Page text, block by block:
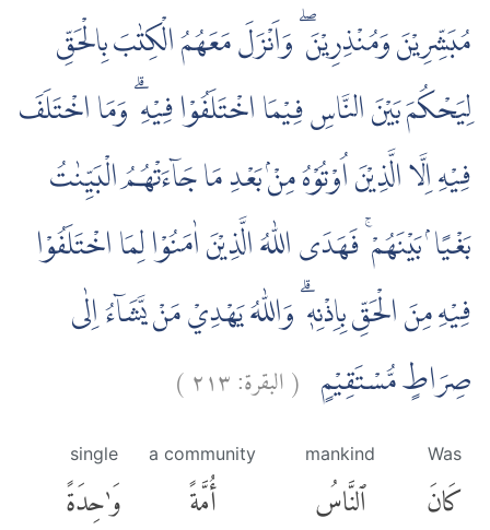
مُبَشِّرِيْنَ وَمُنْذِرِيْنَ ۖ وَاَنْزَلَ مَعَهُمُ الْكِتٰبَ بِالْحَقِّ
لِيَحْكُمَ بَيْنَ النَّاسِ فِيْمَا اخْتَلَفُوْا فِيْهِ ۗ وَمَا اخْتَلَفَ
فِيْهِ اِلَّا الَّذِيْنَ اُوْتُوْهُ مِنْۢ بَعْدِ مَا جَاۤءَتْهُمُ الْبَيِّنٰتُ
بَغْيًا ۢ بَيْنَهُمْ ۚ فَهَدَى اللّٰهُ الَّذِيْنَ اٰمَنُوْا لِمَا اخْتَلَفُوْا
فِيْهِ مِنَ الْحَقِّ بِاِذْنِهٖ ۗ وَاللّٰهُ يَهْدِيْ مَنْ يَّشَاۤءُ اِلٰى
صِرَاطٍ مُّسْتَقِيْمٍ (البقرة:٢١٣)
Was
كَانَ
mankind
ٱلنَّاسُ
a community
أُمَّةً
single
وَٰحِدَةً